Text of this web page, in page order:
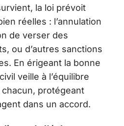
la loi prévoit
réelles : l’annulation
de verser des
ou d’autres sanctions
En érigeant la bonne
veille à l’équilibre
protégeant
dans un accord.